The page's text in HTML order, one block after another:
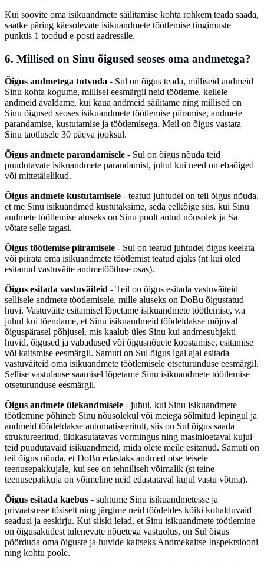
Kui soovite oma isikuandmete säilitamise kohta rohkem teada saada,
saatke päring käesolevate isikuandmete töötlemise tingimuste
punktis 1 toodud e-posti aadressile.
6. Millised on Sinu õigused seoses oma andmetega?
Õigus andmetega tutvuda - Sul on õigus teada, milliseid andmeid
Sinu kohta kogume, millisel eesmärgil neid töötleme, kellele
andmeid avaldame, kui kaua andmeid säilitame ning millised on
Sinu õigused seoses isikuandmete töötlemise piiramise, andmete
parandamise, kustutamise ja töötlemisega. Meil on õigus vastata
Sinu taotlusele 30 päeva jooksul.
Õigus andmete parandamisele - Sul on õigus nõuda teid
puudutavate isikuandmete parandamist, juhul kui need on ebaõiged
või mittetäielikud.
Õigus andmete kustutamisele - teatud juhtudel on teil õigus nõuda,
et me Sinu isikuandmed kustutaksime, seda eelkõige siis, kui Sinu
andmete töötlemise aluseks on Sinu poolt antud nõusolek ja Sa
võtate selle tagasi.
Õigus töötlemise piiramisele - Sul on teatud juhtudel õigus keelata
või piirata oma isikuandmete töötlemist teatud ajaks (nt kui oled
esitanud vastuväite andmetöötluse osas).
Õigus esitada vastuväiteid - Teil on õigus esitada vastuväiteid
sellisele andmete töötlemisele, mille aluseks on DoBu õigustatud
huvi. Vastuväite esitamisel lõpetame isikuandmete töötlemise, v.a
juhul kui tõendame, et Sinu isikuandmeid töödeldakse mõjuval
õiguspärasel põhjusel, mis kaalub üles Sinu kui andmesubjekti
huvid, õigused ja vabadused või õigusnõuete koostamise, esitamise
või kaitsmise eesmärgil. Samuti on Sul õigus igal ajal esitada
vastuväiteid oma isikuandmete töötlemisele otseturunduse eesmärgil.
Sellise vastulause saamisel lõpetame Sinu isikuandmete töötlemise
otseturunduse eesmärgil.
Õigus andmete ülekandmisele - juhul, kui Sinu isikuandmete
töötlemine põhineb Sinu nõusolekul või meiega sõlmitud lepingul ja
andmeid töödeldakse automatiseeritult, siis on Sul õigus saada
struktureeritud, üldkasutatavas vormingus ning masinloetaval kujul
teid puudutavaid isikuandmeid, mida olete meile esitanud. Samuti on
teil õigus nõuda, et DoBu edastaks andmed otse teisele
teenusepakkujale, kui see on tehniliselt võimalik (st teine
teenusepakkuja on võimeline neid edastataval kujul vastu võtma).
Õigus esitada kaebus - suhtume Sinu isikuandmetesse ja
privaatsusse tõsiselt ning järgime neid töödeldes kõiki kohalduvaid
seadusi ja eeskirju. Kui siiski leiad, et Sinu isikuandmete töötlemine
on õigusaktidest tulenevate nõuetega vastuolus, on Sul õigus
pöörduda oma õiguste ja huvide kaitseks Andmekaitse Inspektsiooni
ning kohtu poole.